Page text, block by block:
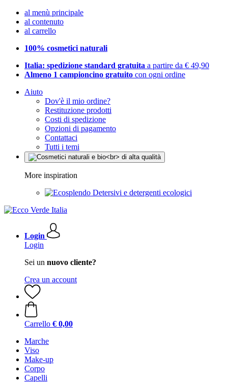
al menù principale
al contenuto
al carrello
100% cosmetici naturali
Italia: spedizione standard gratuita a partire da € 49,90
Almeno 1 campioncino gratuito con ogni ordine
Aiuto
Dov'è il mio ordine?
Restituzione prodotti
Costi di spedizione
Opzioni di pagamento
Contattaci
Tutti i temi
More inspiration
Detersivi e detergenti ecologici
Login
Login
Sei un nuovo cliente?
Crea un account
Carrello € 0,00
Marche
Viso
Make-up
Corpo
Capelli